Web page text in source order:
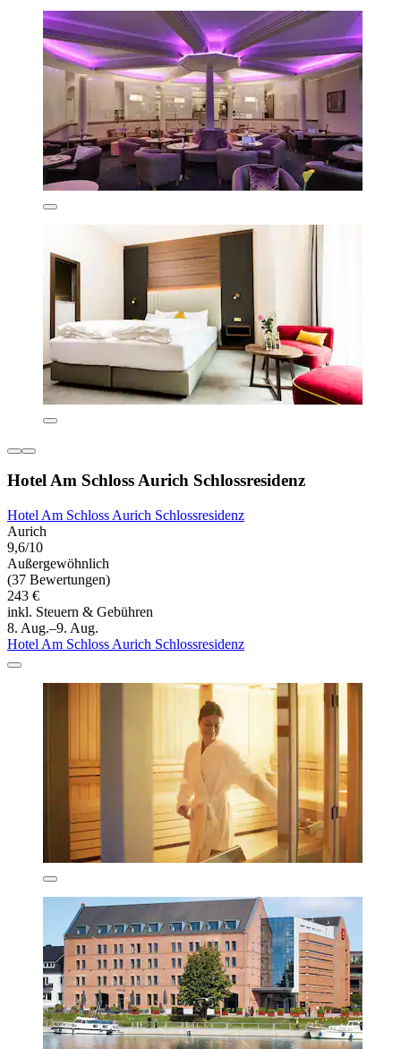
Hotel Am Schloss Aurich Schlossresidenz
Hotel Am Schloss Aurich Schlossresidenz
Aurich
9,6/10
Außergewöhnlich
(37 Bewertungen)
243 €
inkl. Steuern & Gebühren
8. Aug.–9. Aug.
Hotel Am Schloss Aurich Schlossresidenz